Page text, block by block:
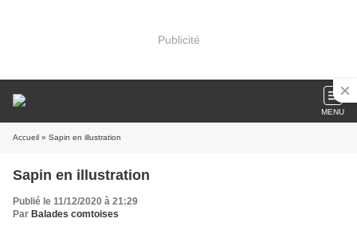
Publicité
MENU
Accueil » Sapin en illustration
Sapin en illustration
Publié le 11/12/2020 à 21:29
Par Balades comtoises